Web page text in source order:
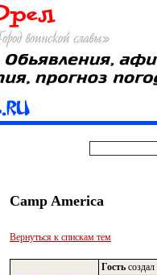
Camp America
Вернуться к спискам тем
Гость